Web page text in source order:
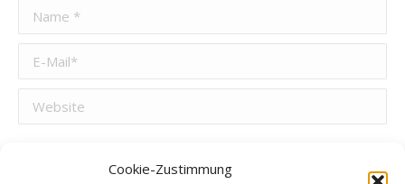
Cookie-Zustimmung
Name *
E-Mail *
Website